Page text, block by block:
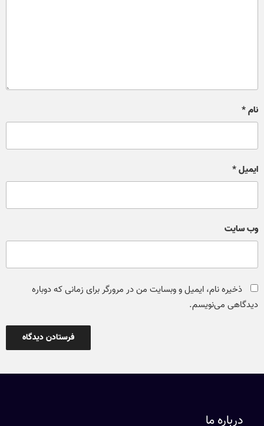
نام*
ایمیل*
وب‌ سایت
ذخیره نام، ایمیل و وبسایت من در مرورگر برای زمانی که دوباره
دیدگاهی می‌نویسم.
درباره ما